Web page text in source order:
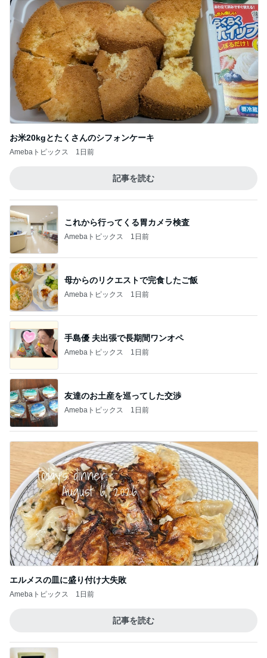
お米20kgとたくさんのシフォンケーキ
Amebaトピックス 1日前
記事を読む
これから行ってくる胃カメラ検査
Amebaトピックス 1日前
母からのリクエストで完食したご飯
Amebaトピックス 1日前
手島優 夫出張で長期間ワンオペ
Amebaトピックス 1日前
友達のお土産を巡ってした交渉
Amebaトピックス 1日前
エルメスの皿に盛り付け大失敗
Amebaトピックス 1日前
記事を読む